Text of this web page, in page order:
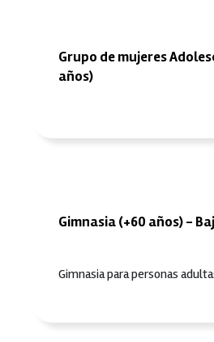
Grupo de mujeres
años)
Gimnasia (+60 años) -
Gimnasia para personas